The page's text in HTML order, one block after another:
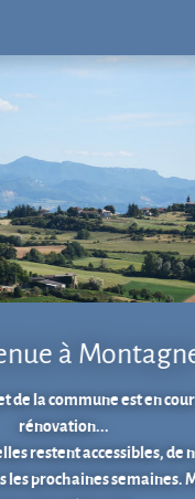
de jeux au cœur du village.
En 1 clic...